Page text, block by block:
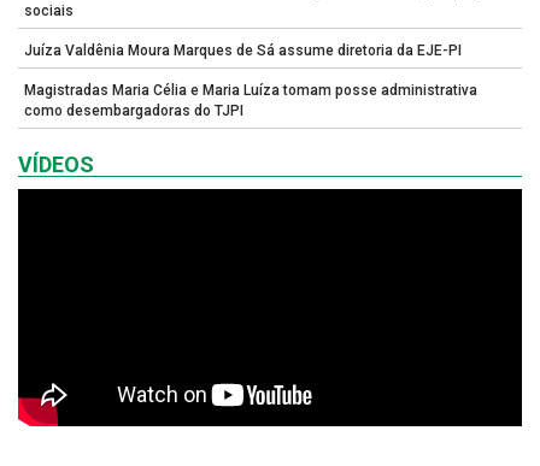
sociais
Juíza Valdênia Moura Marques de Sá assume diretoria da EJE-PI
Magistradas Maria Célia e Maria Luíza tomam posse administrativa
como desembargadoras do TJPI
VÍDEOS